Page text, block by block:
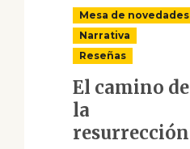
Mesa de novedades
Narrativa
Reseñas
El camino de
la
resurrección